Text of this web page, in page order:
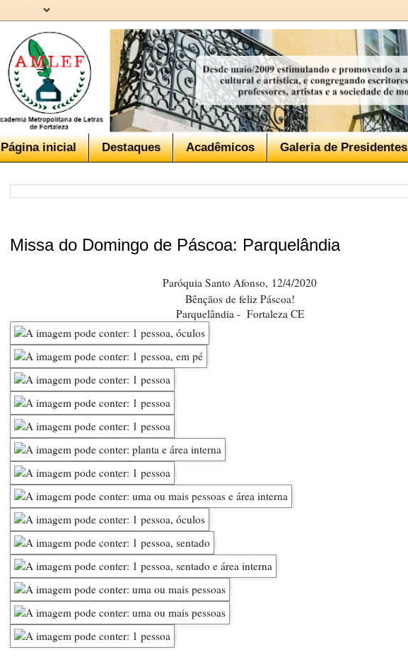
Página inicial Destaques Acadêmicos Galeria de Presidentes
Missa do Domingo de Páscoa: Parquelândia
Paróquia Santo Afonso, 12/4/2020
Bênçãos de feliz Páscoa!
Parquelândia - Fortaleza CE